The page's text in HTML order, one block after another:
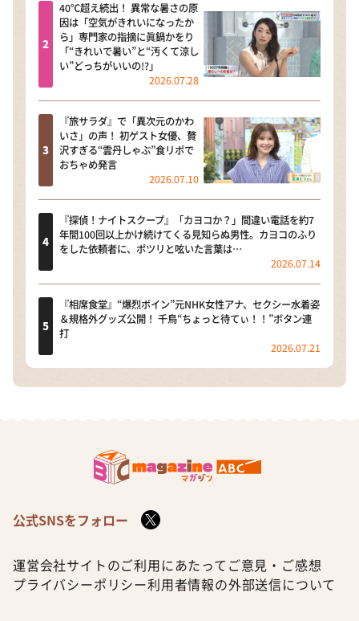
40℃超え続出！ 異常な暑さの原
因は「空気がきれいになったか
ら」専門家の指摘に眞鍋かをり
「“きれいで暑い”と“汚くて涼し
い”どっちがいいの!?」
2026.07.28
『旅サラダ』で「異次元のかわ
いさ」の声！ 初ゲスト女優、贅
沢すぎる“雲丹しゃぶ”食リポで
おちゃめ発言
2026.07.10
『探偵！ナイトスクープ』「カヨコか？」間違い電話を約7
年間100回以上かけ続けてくる見知らぬ男性。カヨコのふり
をした依頼者に、ポツリと呟いた言葉は…
2026.07.14
『相席食堂』“爆烈ボイン”元NHK女性アナ、セクシー水着姿
＆規格外グッズ公開！ 千鳥“ちょっと待てぃ！！”ボタン連
打
2026.07.21
公式SNSをフォロー
運営会社サイトのご利用にあたって ご意見・ご感想
プライバシーポリシー利用者情報の外部送信について